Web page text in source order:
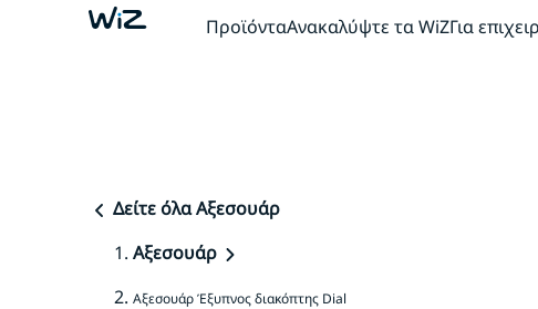
ΠροϊόνταΑνακαλύψτε τα WiZΓια
Δείτε όλα Αξεσουάρ
Αξεσουάρ
Αξεσουάρ Έξυπνος διακόπτης Dial